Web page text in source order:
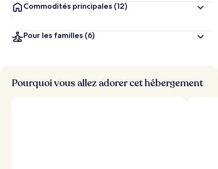
Commodités principales (12)
Pour les familles (6)
Pourquoi vous allez adorer cet hébergement